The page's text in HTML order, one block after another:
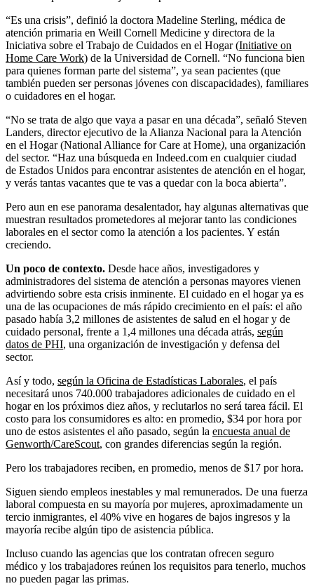
“Es una crisis”, definió la doctora Madeline Sterling, médica de
atención primaria en Weill Cornell Medicine y directora de la
Iniciativa sobre el Trabajo de Cuidados en el Hogar (Initiative on
Home Care Work) de la Universidad de Cornell. “No funciona bien
para quienes forman parte del sistema”, ya sean pacientes (que
también pueden ser personas jóvenes con discapacidades), familiares
o cuidadores en el hogar.
“No se trata de algo que vaya a pasar en una década”, señaló Steven
Landers, director ejecutivo de la Alianza Nacional para la Atención
en el Hogar (National Alliance for Care at Home), una organización
del sector. “Haz una búsqueda en Indeed.com en cualquier ciudad
de Estados Unidos para encontrar asistentes de atención en el hogar,
y verás tantas vacantes que te vas a quedar con la boca abierta”.
Pero aun en ese panorama desalentador, hay algunas alternativas que
muestran resultados prometedores al mejorar tanto las condiciones
laborales en el sector como la atención a los pacientes. Y están
creciendo.
Un poco de contexto. Desde hace años, investigadores y
administradores del sistema de atención a personas mayores vienen
advirtiendo sobre esta crisis inminente. El cuidado en el hogar ya es
una de las ocupaciones de más rápido crecimiento en el país: el año
pasado había 3,2 millones de asistentes de salud en el hogar y de
cuidado personal, frente a 1,4 millones una década atrás, según
datos de PHI, una organización de investigación y defensa del
sector.
Así y todo, según la Oficina de Estadísticas Laborales, el país
necesitará unos 740.000 trabajadores adicionales de cuidado en el
hogar en los próximos diez años, y reclutarlos no será tarea fácil. El
costo para los consumidores es alto: en promedio, $34 por hora por
uno de estos asistentes el año pasado, según la encuesta anual de
Genworth/CareScout, con grandes diferencias según la región.
Pero los trabajadores reciben, en promedio, menos de $17 por hora.
Siguen siendo empleos inestables y mal remunerados. De una fuerza
laboral compuesta en su mayoría por mujeres, aproximadamente un
tercio inmigrantes, el 40% vive en hogares de bajos ingresos y la
mayoría recibe algún tipo de asistencia pública.
Incluso cuando las agencias que los contratan ofrecen seguro
médico y los trabajadores reúnen los requisitos para tenerlo, muchos
no pueden pagar las primas.